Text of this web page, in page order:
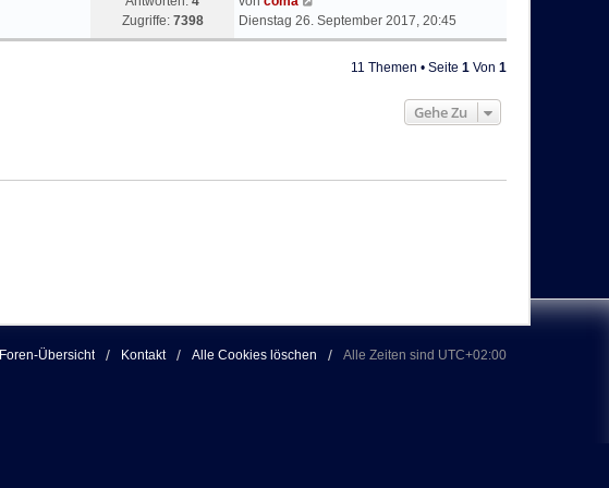
Zugriffe: 7398
Dienstag 26. September 2017, 20:45
11 Themen • Seite 1 Von 1
Gehe Zu
Foren-Übersicht Kontakt Alle Cookies löschen Alle Zeiten sind UTC+02:00